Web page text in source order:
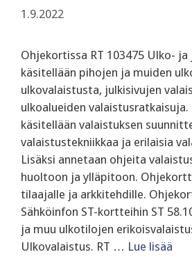
1.9.2022
Ohjekortissa RT 103475 Ulko-
käsitellään pihojen ja muiden
ulkovalaistusta, julkisivujen
ulkoalueiden
käsitellään valaistuksen
valaistustekniikkaa ja erilaisia
Lisäksi annetaan ohjeita
huoltoon ja ylläpitoon.
tilaajalle ja arkkitehdille.
Sähköinfon ST-kortteihin ST
ja muu ulkotilojen
Ulkovalaistus. RT … Lue lisää